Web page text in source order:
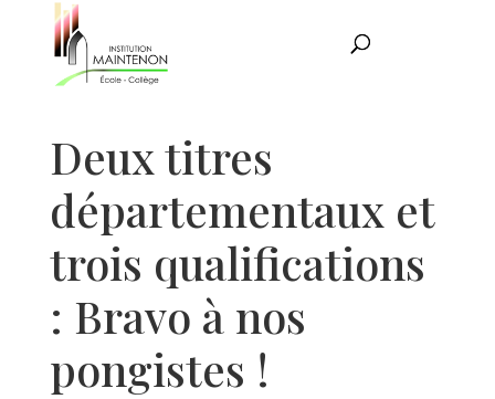
Deux titres
départementaux et
trois qualifications
: Bravo à nos
pongistes !